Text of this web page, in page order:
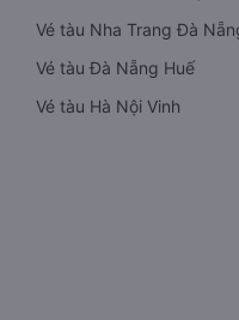
Vé tàu Nha Trang Đà
Vé tàu Đà Nẵng Huế
Vé tàu Hà Nội Vinh